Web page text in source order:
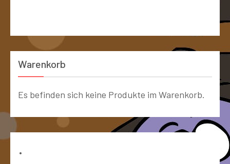
Warenkorb
Es befinden sich keine Produkte im Warenkorb.